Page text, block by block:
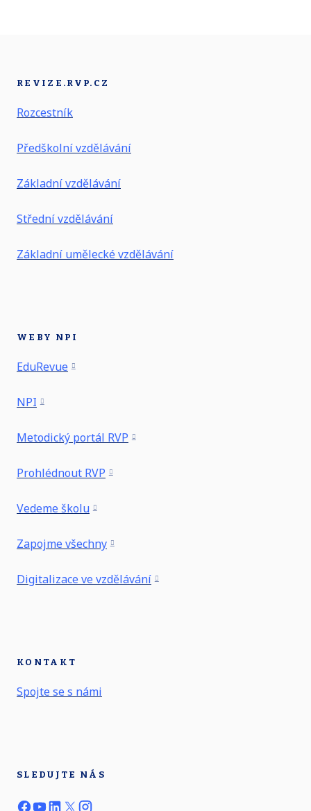
REVIZE.RVP.CZ
Rozcestník
Předškolní vzdělávání
Základní vzdělávání
Střední vzdělávání
Základní umělecké vzdělávání
WEBY NPI
EduRevue
NPI
Metodický portál RVP
Prohlédnout RVP
Vedeme školu
Zapojme všechny
Digitalizace ve vzdělávání
KONTAKT
Spojte se s námi
SLEDUJTE NÁS